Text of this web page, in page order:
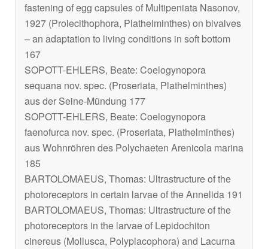
fastening of egg capsules of Multipeniata Nasonov,
1927 (Prolecithophora, Plathelminthes) on bivalves
– an adaptation to living conditions in soft bottom
167
SOPOTT-EHLERS, Beate: Coelogynopora
sequana nov. spec. (Proseriata, Plathelminthes)
aus der Seine-Mündung 177
SOPOTT-EHLERS, Beate: Coelogynopora
faenofurca nov. spec. (Proseriata, Plathelminthes)
aus Wohnröhren des Polychaeten Arenicola marina
185
BARTOLOMAEUS, Thomas: Ultrastructure of the
photoreceptors in certain larvae of the Annelida 191
BARTOLOMAEUS, Thomas: Ultrastructure of the
photoreceptors in the larvae of Lepidochiton
cinereus (Mollusca, Polyplacophora) and Lacurna